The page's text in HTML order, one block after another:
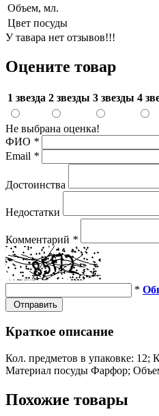
Объем, мл.
Цвет посуды
У тавара нет отзывов!!!
Оцените товар
1 звезда 2 звезды 3 звезды 4
Не выбрана оценка!
ФИО *
Email *
Достоинства
Недостатки
Комментарий *
*
Отправить
Краткое описание
Кол. предметов в упаковке: 12;
Материал посуды Фарфор;
Похожие товары